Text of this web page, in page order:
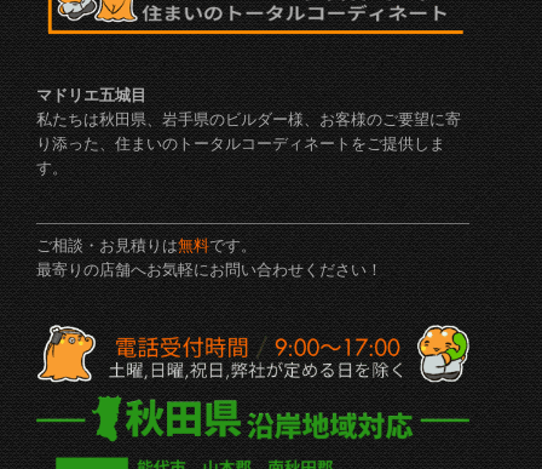
マドリエ五城目
私たちは秋田県、岩手県のビルダー様、お客様のご要望に寄
り添った、住まいのトータルコーディネートをご提供しま
す。
ご相談・お見積りは無料です。
最寄りの店舗へお気軽にお問い合わせください！